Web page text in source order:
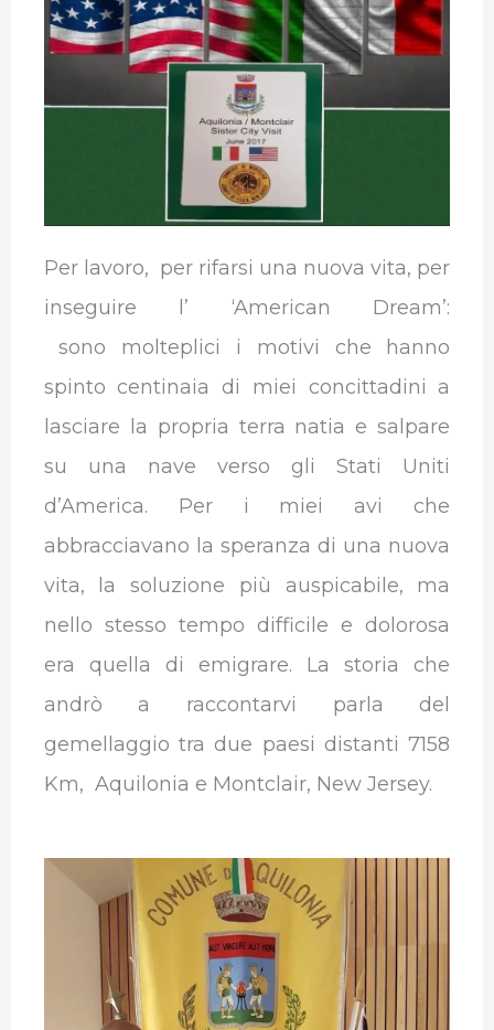
o e
r
d
I
A
p
p
r
a
m
r
Per lavoro, per rifarsi una nuova vita, per
inseguire l’ ‘American Dream’:
sono
molteplici i motivi che hanno
spinto centinaia di miei concittadini a
lasciare la propria terra natia e salpare
su una nave verso gli Stati Uniti
d’America. Per i miei avi che
abbracciavano la speranza di una nuova
vita, la soluzione più auspicabile, ma
nello stesso tempo difficile e dolorosa
era quella di emigrare. La storia che
andrò a raccontarvi parla del
gemellaggio tra due paesi distanti 7158
Km, Aquilonia e Montclair, New Jersey.